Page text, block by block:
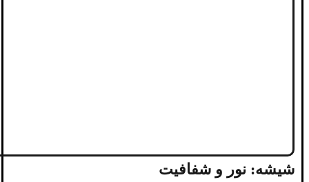
شیشه: نور و شفافیت